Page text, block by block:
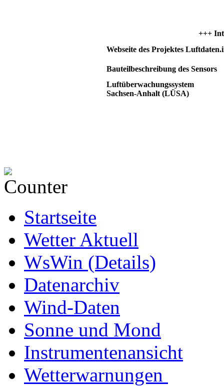
+++
Webseite des Projektes
Bauteilbeschreibung des Sensors
Luftüberwachungssystem
Sachsen-Anhalt (LÜSA)
Startseite
Wetter Aktuell
WsWin (Details)
Datenarchiv
Wind-Daten
Sonne und Mond
Instrumentenansicht
Wetterwarnungen